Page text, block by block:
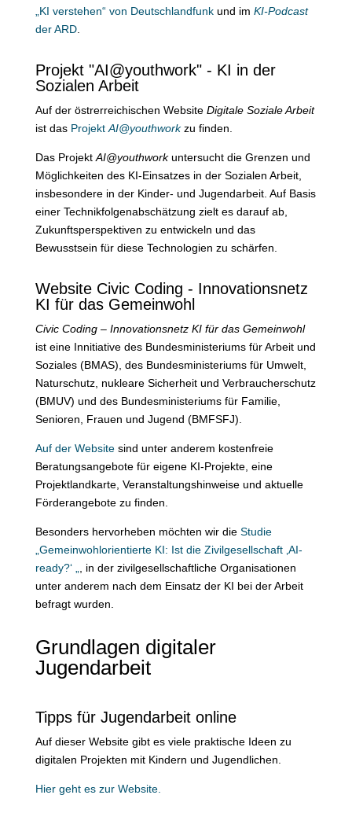
„KI verstehen“ von Deutschlandfunkund im KI-Podcast
der ARD.
Projekt "AI@youthwork" - KI in der
Sozialen Arbeit
Auf der östrerreichischen Website Digitale Soziale Arbeit
ist das Projekt AI@youthworkzu finden.
Das Projekt AI@youthworkuntersucht die Grenzen und
Möglichkeiten des KI-Einsatzes in der Sozialen Arbeit,
insbesondere in der Kinder- und Jugendarbeit. Auf Basis
einer Technikfolgenabschätzung zielt es darauf ab,
Zukunftsperspektiven zu entwickeln und das
Bewusstsein für diese Technologien zu schärfen.
Website Civic Coding - Innovationsnetz
KI für das Gemeinwohl
Civic Coding – Innovationsnetz KI für das Gemeinwohl
ist eine Innitiative des Bundesministeriums für Arbeit und
Soziales (BMAS), des Bundesministeriums für Umwelt,
Naturschutz, nukleare Sicherheit und Verbraucherschutz
(BMUV) und des Bundesministeriums für Familie,
Senioren, Frauen und Jugend (BMFSFJ).
Auf der Websitesind unter anderem kostenfreie
Beratungsangebote für eigene KI-Projekte, eine
Projektlandkarte, Veranstaltungshinweise und aktuelle
Förderangebote zu finden.
Besonders hervorheben möchten wir die Studie
„Gemeinwohlorientierte KI: Ist die Zivilgesellschaft ‚AI-
ready?‘ „
, in der zivilgesellschaftliche Organisationen
unter anderem nach dem Einsatz der KI bei der Arbeit
befragt wurden.
Grundlagen digitaler
Jugendarbeit
Tipps für Jugendarbeit online
Auf dieser Website gibt es viele praktische Ideen zu
digitalen Projekten mit Kindern und Jugendlichen.
Hier geht es zur Website.